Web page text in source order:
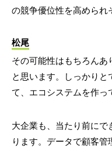
の競争優位性を高められ
松尾
その可能性はもちろんあ
と思います。しっかりと
て、エコシステムを作っ
大企業も、当たり前にで
ります。データで顧客